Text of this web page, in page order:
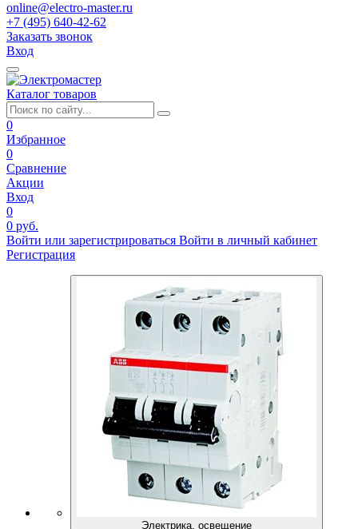
online@electro-master.ru
+7 (495) 640-42-62
Заказать звонок
Вход
Каталог товаров
0
Избранное
0
Сравнение
Акции
Вход
0
0 руб.
Войти или зарегистрироваться Войти в личный кабинет
Регистрация
Электрика, освещение